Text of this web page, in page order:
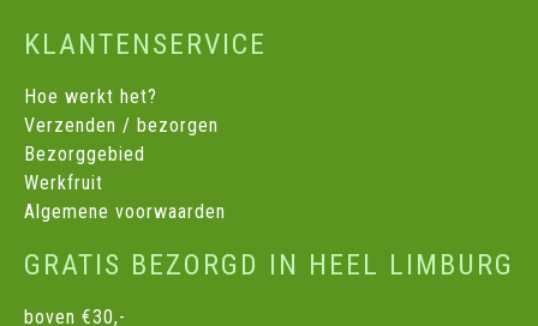
KLANTENSERVICE
Hoe werkt het?
Verzenden / bezorgen
Bezorggebied
Werkfruit
Algemene voorwaarden
GRATIS BEZORGD IN HEEL LIMBURG
boven €30,-